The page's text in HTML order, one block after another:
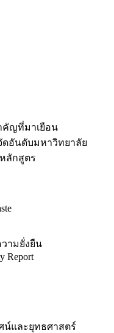
ญที่มาเยือน
ดอันดับมหาวิทยาลัย
ลักสูตร
ามยั่งยืน
Report
น์และยุทธศาสตร์